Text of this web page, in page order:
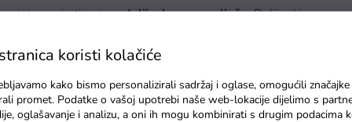
koristi kolačiće
kako bismo personalizirali sadržaj i oglase, omogućili
promet. Podatke o vašoj upotrebi naše web-lokacije dijelimo s
oglašavanje i analizu, a oni ih mogu kombinirati s drugim podacima
intervenirati putemdaljinskog upravljača. Daljinski
i sigurnosnom tipkom Stop koja odmah zaustavlja
do 30 kg.